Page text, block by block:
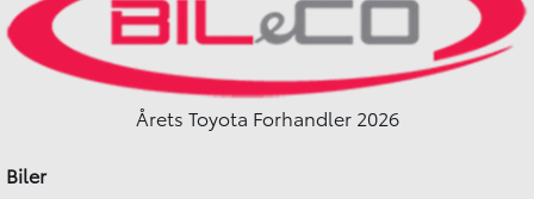
Årets Toyota Forhandler 2026
Biler